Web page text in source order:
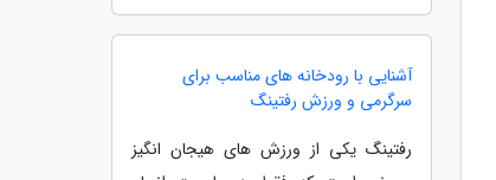
آشنایی با رودخانه های مناسب برای
سرگرمی و ورزش رفتینگ
رفتینگ یکی از ورزش های هیجان انگیز